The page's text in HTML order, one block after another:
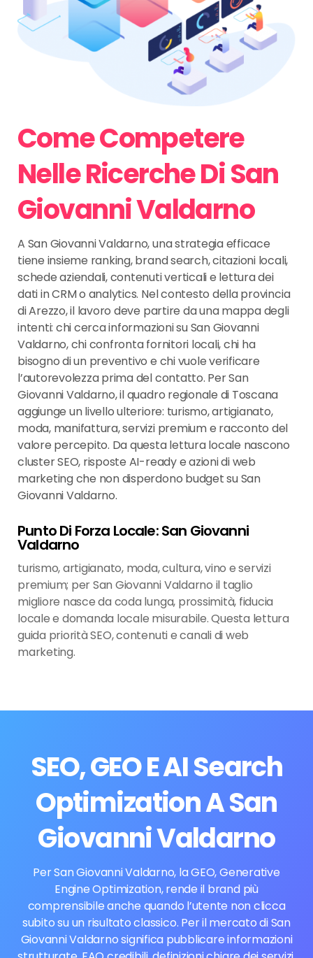
Come Competere
Nelle Ricerche Di San
Giovanni Valdarno
A San Giovanni Valdarno, una strategia efficace
tiene insieme ranking, brand search, citazioni locali,
schede aziendali, contenuti verticali e lettura dei
dati in CRM o analytics. Nel contesto della provincia
di Arezzo, il lavoro deve partire da una mappa degli
intenti: chi cerca informazioni su San Giovanni
Valdarno, chi confronta fornitori locali, chi ha
bisogno di un preventivo e chi vuole verificare
l’autorevolezza prima del contatto. Per San
Giovanni Valdarno, il quadro regionale di Toscana
aggiunge un livello ulteriore: turismo, artigianato,
moda, manifattura, servizi premium e racconto del
valore percepito. Da questa lettura locale nascono
cluster SEO, risposte AI-ready e azioni di web
marketing che non disperdono budget su San
Giovanni Valdarno.
Punto Di Forza Locale: San Giovanni
Valdarno
turismo, artigianato, moda, cultura, vino e servizi
premium; per San Giovanni Valdarno il taglio
migliore nasce da coda lunga, prossimità, fiducia
locale e domanda locale misurabile. Questa lettura
guida priorità SEO, contenuti e canali di web
marketing.
SEO, GEO E AI Search
Optimization A San
Giovanni Valdarno
Per San Giovanni Valdarno, la GEO, Generative
Engine Optimization, rende il brand più
comprensibile anche quando l’utente non clicca
subito su un risultato classico. Per il mercato di San
Giovanni Valdarno significa pubblicare informazioni